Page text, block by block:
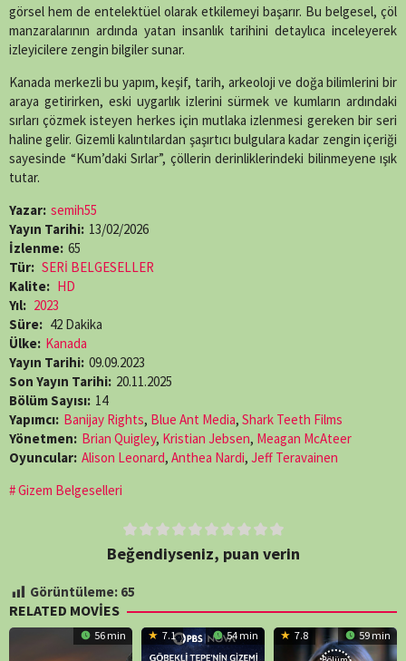
görsel hem de entelektüel olarak etkilemeyi başarır. Bu belgesel, çöl
manzaralarının ardında yatan insanlık tarihini detaylıca inceleyerek
izleyicilere zengin bilgiler sunar.
Kanada merkezli bu yapım, keşif, tarih, arkeoloji ve doğa bilimlerini bir
araya getirirken, eski uygarlık izlerini sürmek ve kumların ardındaki
sırları çözmek isteyen herkes için mutlaka izlenmesi gereken bir seri
haline gelir. Gizemli kalıntılardan şaşırtıcı bulgulara kadar zengin içeriği
sayesinde “Kum’daki Sırlar”, çöllerin derinliklerindeki bilinmeyene ışık
tutar.
Yazar: semih55
Yayın Tarihi: 13/02/2026
İzlenme: 65
Tür: SERİ BELGESELLER
Kalite: HD
Yıl: 2023
Süre: 42 Dakika
Ülke: Kanada
Yayın Tarihi: 09.09.2023
Son Yayın Tarihi: 20.11.2025
Bölüm Sayısı: 14
Yapımcı: Banijay Rights, Blue Ant Media, Shark Teeth Films
Yönetmen: Brian Quigley, Kristian Jebsen, Meagan McAteer
Oyuncular: Alison Leonard, Anthea Nardi, Jeff Teravainen
Gizem Belgeselleri
Beğendiyseniz, puan verin
Görüntüleme: 65
RELATED MOVIES
56 min 7.1 54 min 7.8 59 min